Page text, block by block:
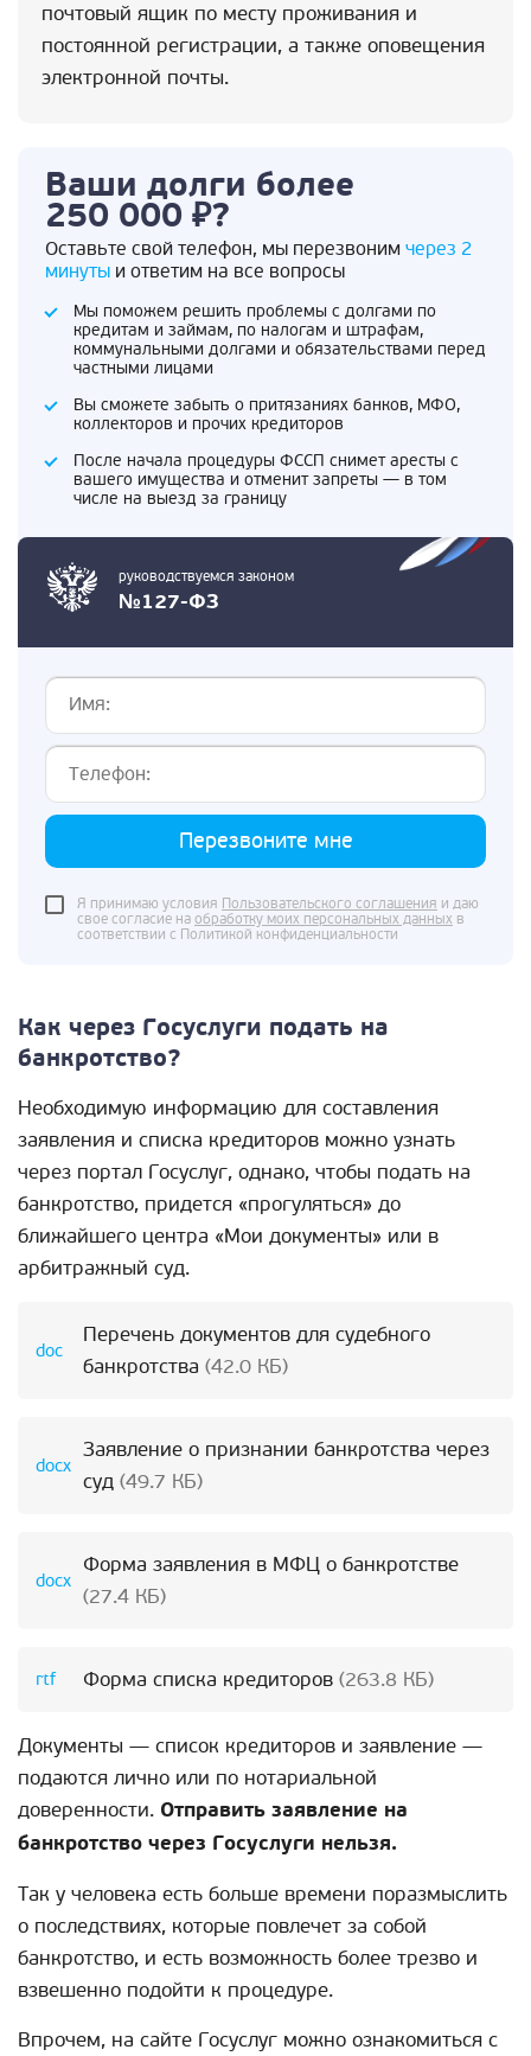
почтовый ящик по месту проживания и
постоянной регистрации, а также оповещения
электронной почты.
руководствуемся законом
№127-ФЗ
Ваши долги более
250 000 ₽?
Оставьте свой телефон, мы перезвоним через 2
минуты и ответим на все вопросы
Мы поможем решить проблемы с долгами по
кредитам и займам, по налогам и штрафам,
коммунальными долгами и обязательствами перед
частными лицами
Вы сможете забыть о притязаниях банков, МФО,
коллекторов и прочих кредиторов
После начала процедуры ФССП снимет аресты с
вашего имущества и отменит запреты — в том
числе на выезд за границу
Перезвоните мне
Я принимаю условия Пользовательского соглашения и даю
свое согласие на обработку моих персональных данных в
соответствии с Политикой конфиденциальности
Как через Госуслуги подать на
банкротство?
Необходимую информацию для составления
заявления и списка кредиторов можно узнать
через портал Госуслуг, однако, чтобы подать на
банкротство, придется «прогуляться» до
ближайшего центра «Мои документы» или в
арбитражный суд.
Перечень документов для судебного
банкротства (42.0 КБ)
Заявление о признании банкротства через
суд (49.7 КБ)
Форма заявления в МФЦ о банкротстве
(27.4 КБ)
Форма списка кредиторов (263.8 КБ)
Документы — список кредиторов и заявление —
подаются лично или по нотариальной
доверенности. Отправить заявление на
банкротство через Госуслуги нельзя.
Так у человека есть больше времени поразмыслить
о последствиях, которые повлечет за собой
банкротство, и есть возможность более трезво и
взвешенно подойти к процедуре.
Впрочем, на сайте Госуслуг можно ознакомиться с